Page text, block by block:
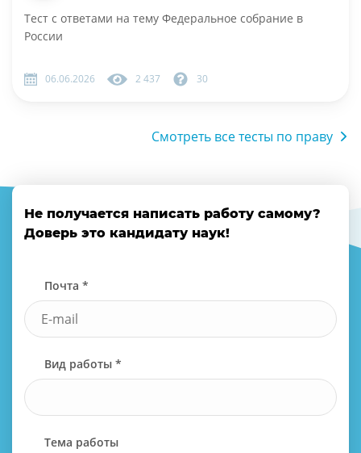
Тест с ответами на тему Федеральное собрание в
России
06.06.2026 2 437 30
Смотреть все тесты по праву
Не получается написать работу самому?
Доверь это кандидату наук!
Почта *
Вид работы *
Тема работы